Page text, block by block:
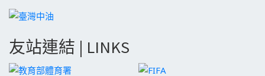
友站連結 | LINKS